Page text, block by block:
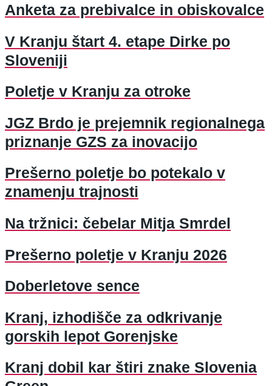
Anketa za prebivalce in obiskovalce
V Kranju štart 4. etape Dirke po
Sloveniji
Poletje v Kranju za otroke
JGZ Brdo je prejemnik regionalnega
priznanje GZS za inovacijo
Prešerno poletje bo potekalo v
znamenju trajnosti
Na tržnici: čebelar Mitja Smrdel
Prešerno poletje v Kranju 2026
Doberletove sence
Kranj, izhodišče za odkrivanje
gorskih lepot Gorenjske
Kranj dobil kar štiri znake Slovenia